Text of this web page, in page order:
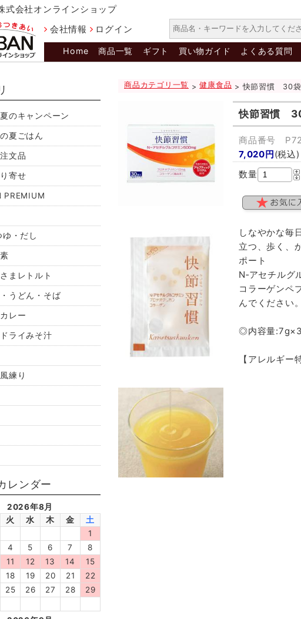
式会社オンラインショップ
会社情報
ログイン
Home 商品一覧 ギフト 買い物ガイド よくある質問
のキャンペーン
夏ごはん
文品
寄せ
PREMIUM
ゆ・だし
まレトルト
うどん・そば
レー
ライみそ汁
練り
商品カテゴリ一覧 >健康食品> 快節習慣 30袋
快節習慣
商品番号 P72
7,020円(税込)
数量
しなやかな毎
立つ、歩く、
ポート
N‐アセチルグ
コラーゲンペ
んでください。
◎内容量
【アレルギー